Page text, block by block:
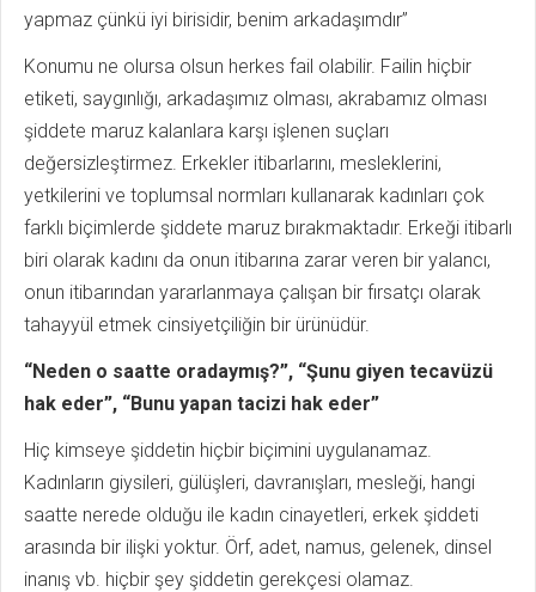
yapmaz çünkü iyi birisidir, benim arkadaşımdır”
Konumu ne olursa olsun herkes fail olabilir. Failin hiçbir
etiketi, saygınlığı, arkadaşımız olması, akrabamız olması
şiddete maruz kalanlara karşı işlenen suçları
değersizleştirmez. Erkekler itibarlarını, mesleklerini,
yetkilerini ve toplumsal normları kullanarak kadınları çok
farklı biçimlerde şiddete maruz bırakmaktadır. Erkeği itibarlı
biri olarak kadını da onun itibarına zarar veren bir yalancı,
onun itibarından yararlanmaya çalışan bir fırsatçı olarak
tahayyül etmek cinsiyetçiliğin bir ürünüdür.
“Neden o saatte oradaymış?”, “Şunu giyen tecavüzü
hak eder”, “Bunu yapan tacizi hak eder”
Hiç kimseye şiddetin hiçbir biçimini uygulanamaz.
Kadınların giysileri, gülüşleri, davranışları, mesleği, hangi
saatte nerede olduğu ile kadın cinayetleri, erkek şiddeti
arasında bir ilişki yoktur. Örf, adet, namus, gelenek, dinsel
inanış vb. hiçbir şey şiddetin gerekçesi olamaz.